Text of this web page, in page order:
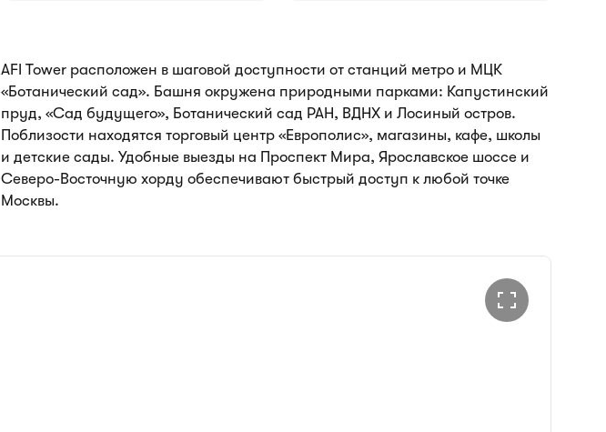
AFI Tower расположен в шаговой доступности от станций метро и МЦК
«Ботанический сад». Башня окружена природными парками: Капустинский
пруд, «Сад будущего», Ботанический сад РАН, ВДНХ и Лосиный остров.
Поблизости находятся торговый центр «Европолис», магазины, кафе, школы
и детские сады. Удобные выезды на Проспект Мира, Ярославское шоссе и
Северо-Восточную хорду обеспечивают быстрый доступ к любой точке
Москвы.